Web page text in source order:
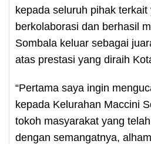
kepada seluruh pihak terkait
berkolaborasi dan berhasil
Sombala keluar sebagai
atas prestasi yang diraih
“Pertama saya ingin
kepada Kelurahan Maccini
tokoh masyarakat yang
dengan semangatnya,